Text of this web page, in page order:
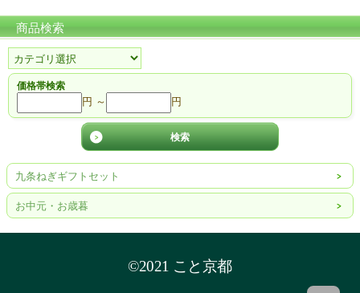
商品検索
価格帯検索
円 ～ 円
九条ねぎギフトセット
お中元・お歳暮